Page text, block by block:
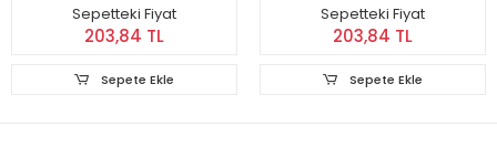
Sepetteki Fiyat
203,84 TL
Sepete Ekle
Sepetteki Fiyat
203,84 TL
Sepete Ekle